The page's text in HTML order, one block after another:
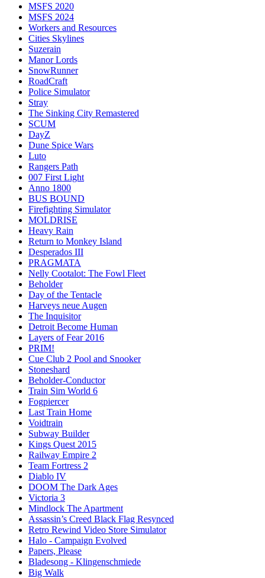
MSFS 2020
MSFS 2024
Workers and Resources
Cities Skylines
Suzerain
Manor Lords
SnowRunner
RoadCraft
Police Simulator
Stray
The Sinking City Remastered
SCUM
DayZ
Dune Spice Wars
Luto
Rangers Path
007 First Light
Anno 1800
BUS BOUND
Firefighting Simulator
MOLDRISE
Heavy Rain
Return to Monkey Island
Desperados III
PRAGMATA
Nelly Cootalot: The Fowl Fleet
Beholder
Day of the Tentacle
Harveys neue Augen
The Inquisitor
Detroit Become Human
Layers of Fear 2016
PRIM!
Cue Club 2 Pool and Snooker
Stoneshard
Beholder-Conductor
Train Sim World 6
Fogpiercer
Last Train Home
Voidtrain
Subway Builder
Kings Quest 2015
Railway Empire 2
Team Fortress 2
Diablo IV
DOOM The Dark Ages
Victoria 3
Mindlock The Apartment
Assassin’s Creed Black Flag Resynced
Retro Rewind Video Store Simulator
Halo - Campaign Evolved
Papers, Please
Bladesong - Klingenschmiede
Big Walk